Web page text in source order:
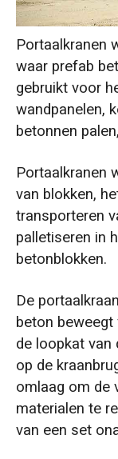
Portaalkranen
waar prefab
gebruikt voor
wandpanelen,
betonnen
Portaalkranen
van blokken,
transporteren
palletiseren in
betonblokken.
De
beton
de loopkat van
op de
omlaag om de
materialen te
van een set